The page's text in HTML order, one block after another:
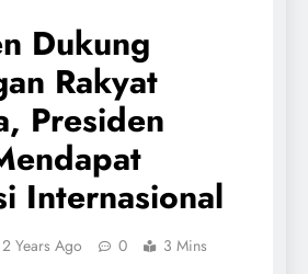
Dukung
Rakyat
Presiden
Internasional
2 Years Ago 0 3 Mins